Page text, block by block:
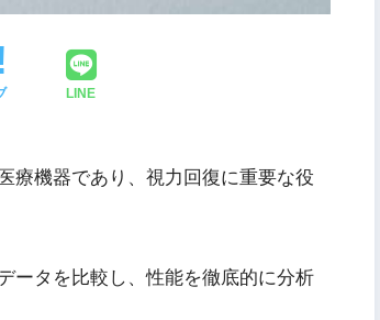
LINE
療機器であり、視力回復に重要な役
ータを比較し、性能を徹底的に分析